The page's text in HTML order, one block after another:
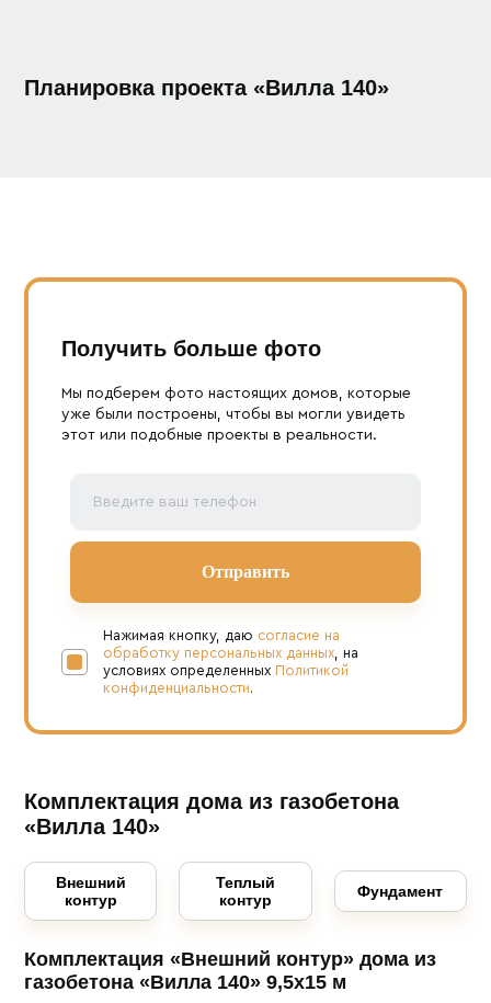
Планировка проекта «Вилла 140»
Получить больше фото
Мы подберем фото настоящих домов, которые
уже были построены, чтобы вы могли увидеть
этот или подобные проекты в реальности.
Нажимая кнопку, даю согласие на
обработку персональных данных , на
условиях определенных Политикой
конфиденциальности.
Комплектация дома из газобетона
«Вилла 140»
Внешний
контур
Теплый
контур
Фундамент
Комплектация «Внешний контур» дома из
газобетона «Вилла 140» 9,5х15 м